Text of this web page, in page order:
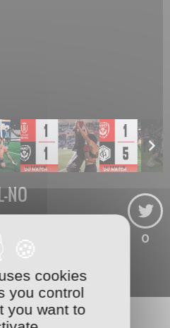
NO
de
0
cookies
you control
you want to